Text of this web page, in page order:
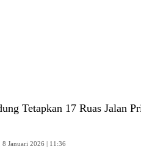
Tetapkan 17 Ruas Jalan
8 Januari 2026 | 11:36